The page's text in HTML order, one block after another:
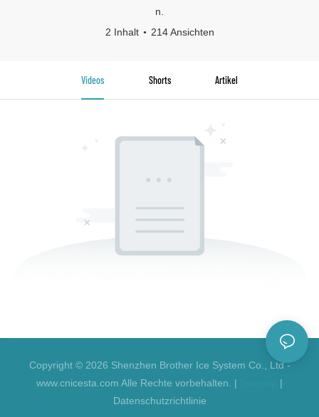
n.
2 Inhalt
214 Ansichten
Videos Shorts Artikel
Copyright © 2026 Shenzhen Brother Ice System Co., Ltd -
www.cnicesta.com Alle Rechte vorbehalten. |
|
Datenschutzrichtlinie